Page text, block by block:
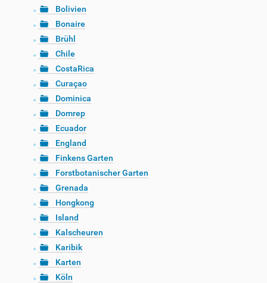
Bolivien
Bonaire
Brühl
Chile
CostaRica
Curaçao
Dominica
Domrep
Ecuador
England
Finkens Garten
Forstbotanischer Garten
Grenada
Hongkong
Island
Kalscheuren
Karibik
Karten
Köln